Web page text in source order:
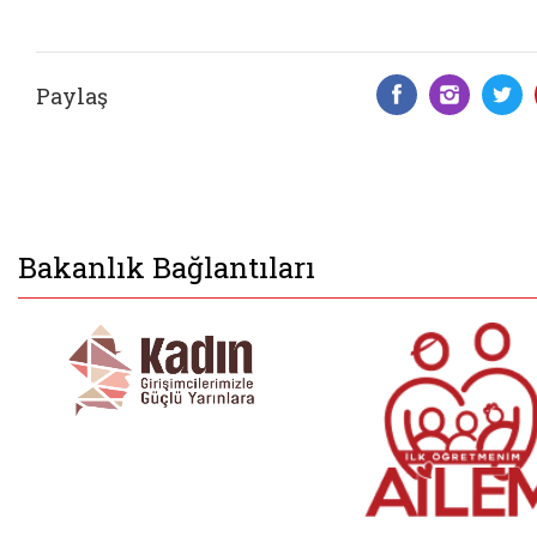
Paylaş
Bakanlık Bağlantıları